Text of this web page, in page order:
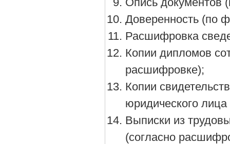
Доверенность (по
Расшифровка
Копии дипломов
расшифровке);
Копии
юридического
Выписки из
(согласно